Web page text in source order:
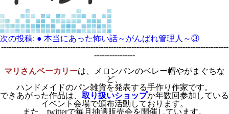
次の投稿: ● 本当にあった怖い話～がんばれ管理人～③
-----------------------------------------------------------------------------------------
----------------
マリさんベーカリーは、メロンパンのベレー帽やがまぐちな
ど、
ハンドメイドのパン雑貨を発表する手作り作家です。
できあがった作品は、 取り扱いショップか年数回参加している
イベント会場で頒布活動しております。
また、twitterで毎月抽選販売会を開催しています。